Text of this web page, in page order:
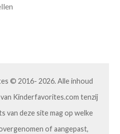
© 2016- 2026. Alle inhoud
Kinderfavorites.com tenzij
van deze site mag op welke
of aangepast,